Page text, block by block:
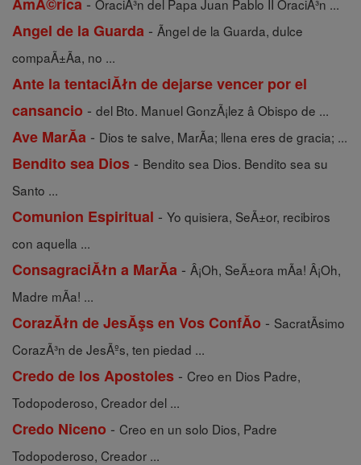
OraciÃ³n del Papa Juan Pablo II OraciÃ³n ...
Angel de la Guarda - Ãngel de la Guarda, dulce
compaÃ±Ã­a, no ...
Ante la tentaciĂłn de dejarse vencer por el
cansancio - del Bto. Manuel GonzÃ¡lez â Obispo de ...
Ave MarĂ­a - Dios te salve, MarÃ­a; llena eres de gracia; ...
Bendito sea Dios - Bendito sea Dios. Bendito sea su
Santo ...
Comunion Espiritual - Yo quisiera, SeÃ±or, recibiros
con aquella ...
ConsagraciĂłn a MarĂ­a - Â¡Oh, SeÃ±ora mÃ­a! Â¡Oh,
Madre mÃ­a! ...
CorazĂłn de JesĂşs en Vos ConfĂ­o - SacratÃ­simo
CorazÃ³n de JesÃºs, ten piedad ...
Credo de los Apostoles - Creo en Dios Padre,
Todopoderoso, Creador del ...
Credo Niceno - Creo en un solo Dios, Padre
Todopoderoso, Creador ...